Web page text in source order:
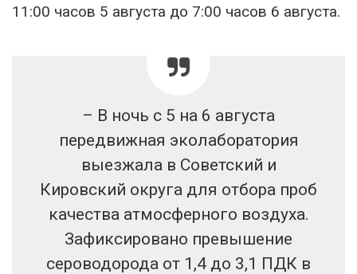
11:00 часов 5 августа до 7:00 часов 6 августа.
– В ночь с 5 на 6 августа
передвижная эколаборатория
выезжала в Советский и
Кировский округа для отбора проб
качества атмосферного воздуха.
Зафиксировано превышение
сероводорода от 1,4 до 3,1 ПДК в